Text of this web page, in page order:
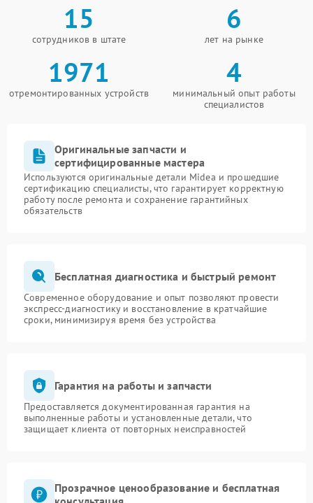
15
сотрудников в штате
6
лет на рынке
1971
отремонтированных устройств
4
минимальный опыт работы
специалистов
Оригинальные запчасти и
сертифицированные мастера
Используются оригинальные детали Midea и прошедшие
сертификацию специалисты, что гарантирует корректную
работу после ремонта и сохранение гарантийных
обязательств
Бесплатная диагностика и быстрый ремонт
Современное оборудование и опыт позволяют провести
экспресс-диагностику и восстановление в кратчайшие
сроки, минимизируя время без устройства
Гарантия на работы и запчасти
Предоставляется документированная гарантия на
выполненные работы и установленные детали, что
защищает клиента от повторных неисправностей
Прозрачное ценообразование и бесплатная